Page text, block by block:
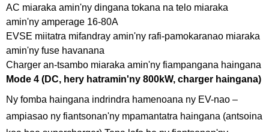
AC miaraka amin'ny dingana tokana na telo miaraka
amin'ny amperage 16-80A
EVSE miitatra mifandray amin'ny rafi-pamokaranao miaraka
amin'ny fuse havanana
Charger an-tsambo miaraka amin'ny fiampangana haingana
Mode 4 (DC, hery hatramin'ny 800kW, charger haingana)
Ny fomba haingana indrindra hamenoana ny EV-nao –
ampiasao ny fiantsonan'ny mpamantatra haingana (antsoina